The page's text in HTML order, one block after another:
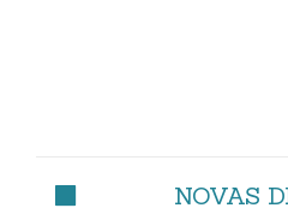
NOVAS